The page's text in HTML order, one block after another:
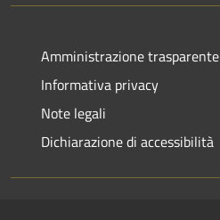
Amministrazione trasparente
Informativa privacy
Note legali
Dichiarazione di accessibilità